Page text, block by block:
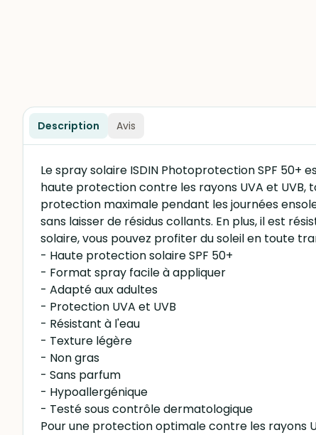
Description Avis
Le spray solaire ISDIN Photoprotection SPF
haute protection contre les rayons UVA et UVB,
protection maximale pendant les journées
sans laisser de résidus collants. En plus, il est
solaire, vous pouvez profiter du soleil en toute
- Haute protection solaire SPF 50+
- Format spray facile à appliquer
- Adapté aux adultes
- Protection UVA et UVB
- Résistant à l'eau
- Texture légère
- Non gras
- Sans parfum
- Hypoallergénique
- Testé sous contrôle dermatologique
Pour une protection optimale contre les rayons